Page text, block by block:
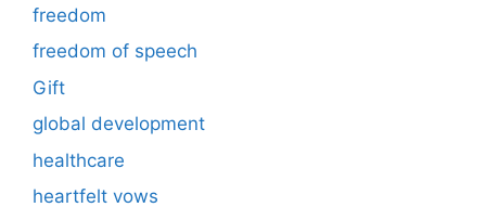
freedom
freedom of speech
Gift
global development
healthcare
heartfelt vows